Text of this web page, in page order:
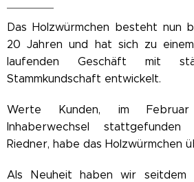
Das Holzwürmchen besteht nun
20 Jahren und hat sich zu
laufenden Geschäft mit
Stammkundschaft entwickelt.
Werte Kunden, im
Inhaberwechsel
Riedner, habe das Holzwürmchen
Als Neuheit haben wir